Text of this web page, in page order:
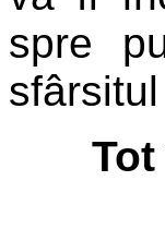
spre